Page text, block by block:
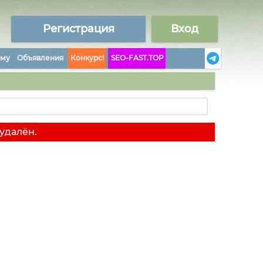
Регистрация Вход
Объявления Конкурс! SEO-FAST.TOP